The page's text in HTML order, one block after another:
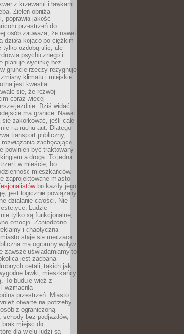
z krzewami i ławkami
Zieleń obniża
poprawia jakość
przestrzeń do
osób zauważa, że nawet
działa kojąco po ciężkim
tylko ozdobą ulic, ale
psychicznego i
planuje wycinkę bez
gruncie rzeczy rezygnuje
zmiany klimatu i miejskie
jest kwestia
się, że rozwój
coraz więcej
jezdnie. Dziś widać
ma granice. Nawet
zakorkować, jeśli całe
na ruchu aut. Dlatego
transport publiczny,
zachęcające
powinien być traktowany
a drogą. To jedna
w mieście, bo
mieszkańców.
zaprojektowane miasto
bo każdy jego
jest logicznie powiązany
działanie całości. Nie
Ludzie
tylko są funkcjonalne,
emocje. Zaniedbane
i chaotyczna
staje się męczące
ma ogromny wpływ
zawsze uświadamiamy to
jest zadbana,
detali, takich jak
ławki, mieszkańcy
To buduje więź z
wzmacnia
przestrzeń. Miasto
otwarte na potrzeby
z ograniczoną
schody bez podjazdów,
brak miejsc do
dla wielu ludzi są